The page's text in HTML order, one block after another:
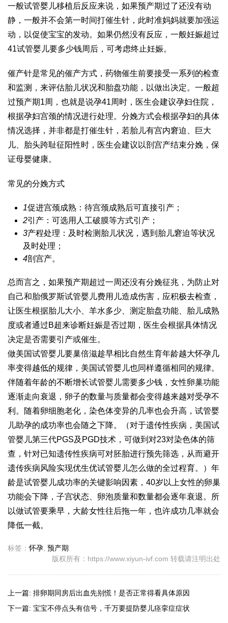
一般试管婴儿移植后反应来说，如果预产期过了还没有动
静，一般并不会第一时间打催生针，此时准妈妈就要加强运
动，以促使宝宝的发动。如果仍然没有反应，一般妊娠超过
41试管婴儿要多少钱周后，可考虑终止妊娠。
催产针是常见的催产方式，药物催生前要接受一系列的检查
和监测，来评估胎儿状况和胎盘功能，以做出决定。一般超
过预产期1周，也就是说孕41周时，医生会建议孕妇住院，
根据孕妇宫颈的情况进行处理。分娩方式会根据孕妇的具体
情况选择，并非都是打催生针，若胎儿有宫内窘迫、巨大
儿、胎头跨耻征阳性时，医生会建议以剖宫产结束分娩，保
证母婴健康。
常见的分娩方式
1促进宫颈成熟：待宫颈成熟后可直接引产；
2引产：可选用人工破膜等方式引产；
3产程处理：及时检测胎儿状况，遇到胎儿窘迫等状况
及时处理；
4剖宫产。
总而言之，如果预产期超过一周还没有分娩征兆，为防止对
自己和胎俄罗斯试管婴儿费用 儿造成伤害，应积极去检查，
让医生根据胎儿大小、羊水多少、测定胎盘功能、胎儿成熟
度或者通过B超来诊断妊娠是否过期，医生会根据具体情况
决定是否需要引产或催生。
做美国试管婴儿要巢倍滋趁早相比自然生育年龄越大怀孕几
率变得越低的规律，美国试管婴儿也同样遵循相同的规律。
伴随着年龄的不断增长试管婴儿需要多少钱 ，女性卵巢功能
逐渐走向衰退，卵子的数量与质量都会变得越来越对受孕不
利。随着卵细胞老化，染色体变异的几率也会升高，试管婴
儿助孕的成功率也会随之下降。（对于遗传性疾病，美国试
管婴儿第三代PGS及PGD技术，可做到对23对染色体的筛
查，针对已知遗传性疾病可对胚胎进行预先筛选，从而避开
遗传疾病风险实现优生优试管婴儿怎么做的全过程育。）年
龄是试管婴儿成功率的关键影响因素，40岁以上女性的卵巢
功能会下降，子宫状态、卵泡质量和数量都会逐年衰退。所
以做试管要乘早，大龄女性往后拖一年，也许成功几率就会
降低一截。
标签：怀孕, 预产期
版权所有：https://www.xiyun-ivf.com 转载请注明出处
上一篇: 排卵期同房后出血先别慌！是否正常得看具体原因
下一篇: 宝宝不停点头有信号，千万要提防婴儿痉挛症症状